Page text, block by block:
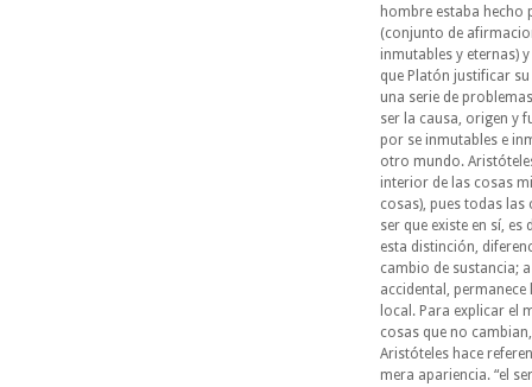
hombre estaba hecho
(conjunto de
inmutables y eternas)
que Platón justificar
una serie de
ser la causa, origen y
por se inmutables e
otro mundo.
interior de las cosas
cosas), pues todas
ser que existe en sí, es
esta distinción,
cambio de sustancia;
accidental,
local. Para explicar el
cosas que no
Aristóteles hace
mera apariencia. “el